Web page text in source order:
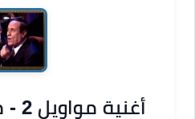
أغنية مواويل 2 - محمد العزبي